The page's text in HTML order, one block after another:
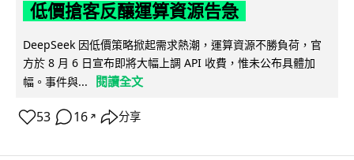
低價搶客反釀運算資源告急
DeepSeek 因低價策略掀起需求熱潮，運算資源不勝負荷，官
方於 8 月 6 日宣布即將大幅上調 API 收費，惟未公布具體加
幅。事件與...
閱讀全文
53 16 ↗ 分享